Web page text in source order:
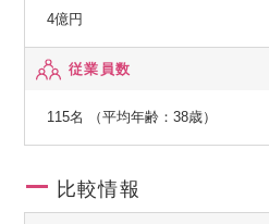
4億円
従業員数
115名 （平均年齢：38歳）
比較情報